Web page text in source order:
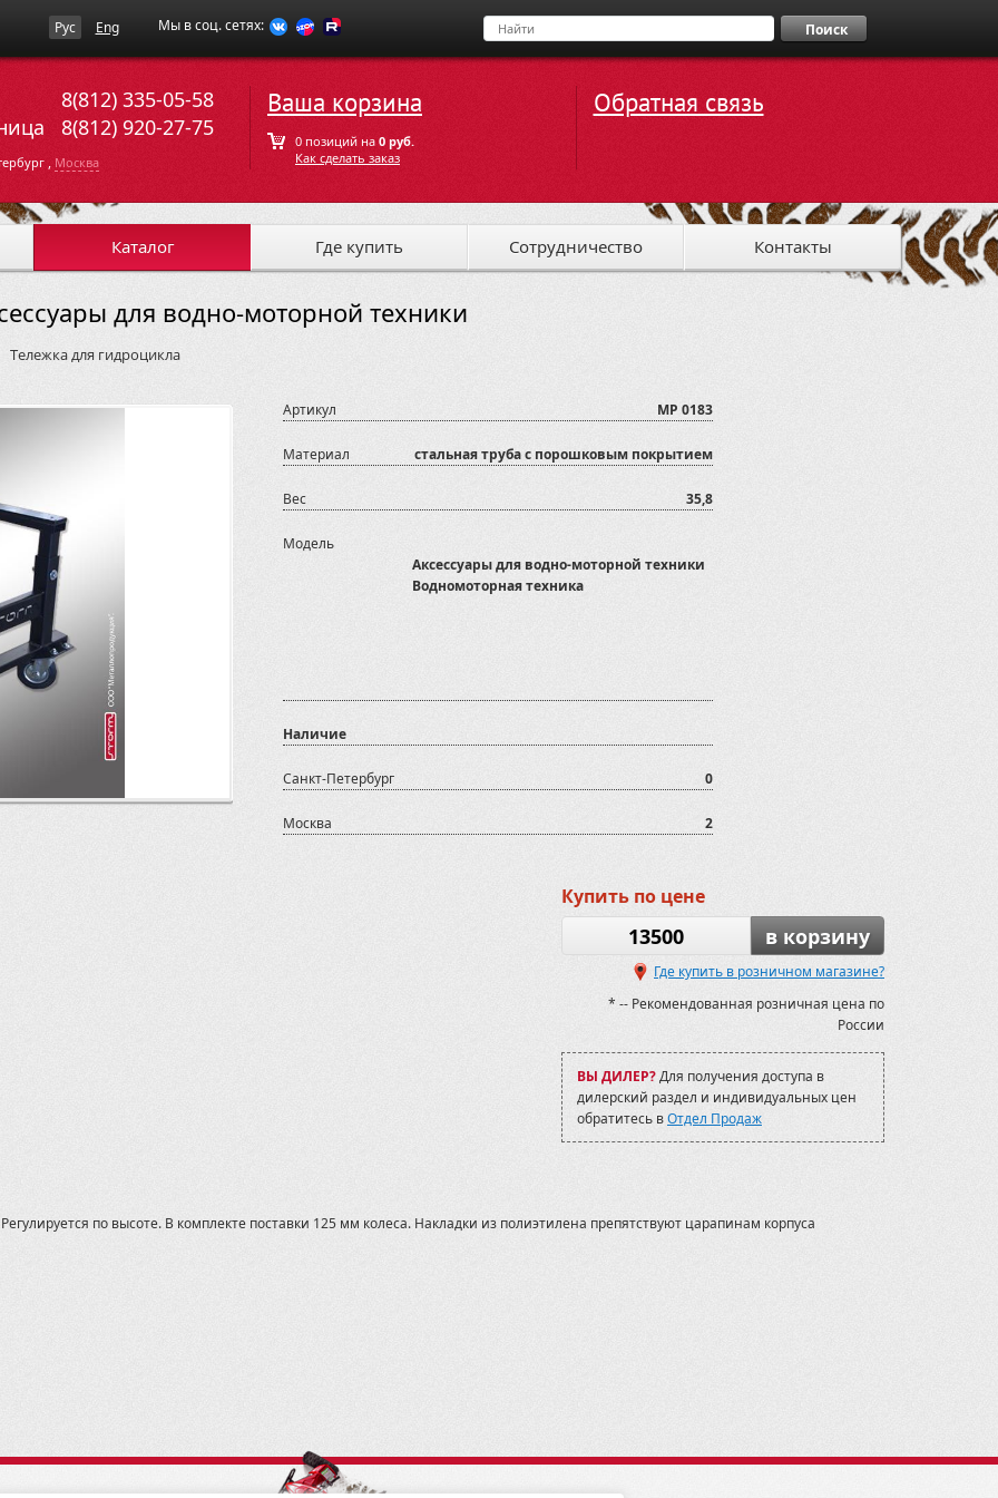
Рус Eng Мы в соц. сетях: Поиск
8(812) 335-05-58
8(812) 920-27-75
, Москва
Ваша корзина
0 позиций на 0 руб.
Как сделать заказ
Обратная связь
Каталог Где купить Сотрудничество Контакты
для водно-моторной техники
Тележка для гидроцикла
Артикул MP 0183
Материал стальная труба с порошковым покрытием
Вес 35,8
Модель
Аксессуары для водно-моторной техники
Водномоторная техника
Наличие
Санкт-Петербург 0
Москва 2
Купить по цене
13500 в корзину
Где купить в розничном магазине?
* -- Рекомендованная розничная цена по
России
ВЫ ДИЛЕР?Для получения доступа в
дилерский раздел и индивидуальных цен
обратитесь вОтдел Продаж
по высоте. В комплекте поставки 125 мм колеса. Накладки из полиэтилена препятствуют царапинам корпуса